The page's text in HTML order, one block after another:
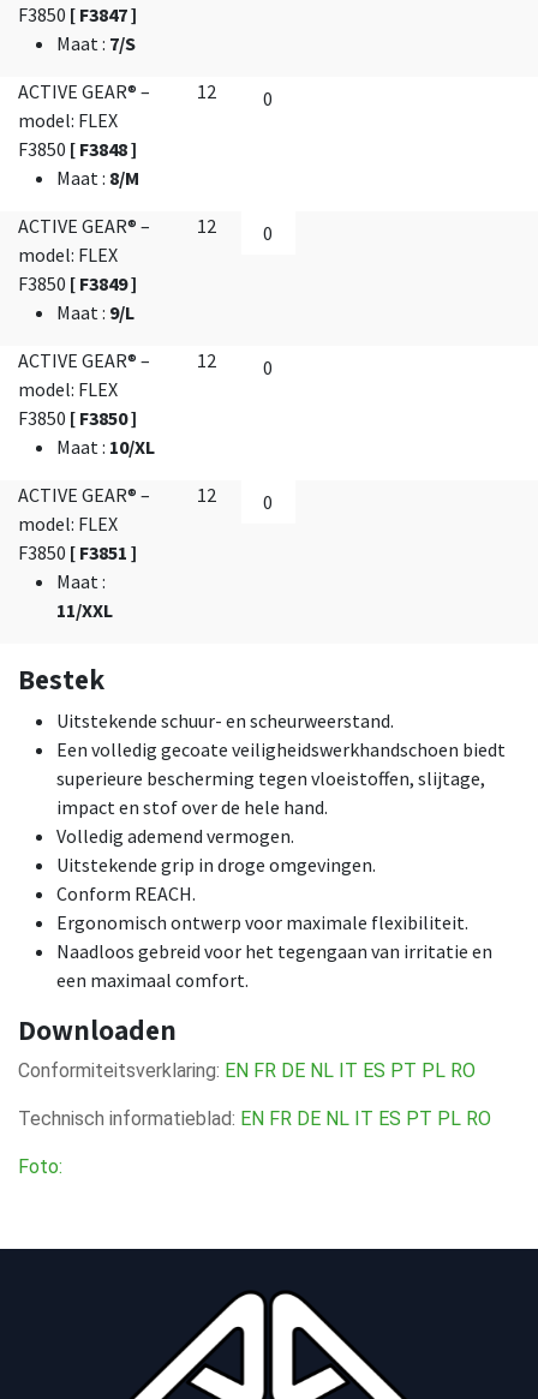
F3850 [ F3847 ]
Maat: 7/S
ACTIVE GEAR® –
model: FLEX
F3850 [ F3848 ]
Maat: 8/M
12
ACTIVE GEAR® –
model: FLEX
F3850 [ F3849 ]
Maat: 9/L
12
ACTIVE GEAR® –
model: FLEX
F3850 [ F3850 ]
Maat: 10/XL
12
ACTIVE GEAR® –
model: FLEX
F3850 [ F3851 ]
Maat:
11/XXL
12
Bestek
Uitstekende schuur- en scheurweerstand.
Een volledig gecoate veiligheidswerkhandschoen biedt
superieure bescherming tegen vloeistoffen, slijtage,
impact en stof over de hele hand.
Volledig ademend vermogen.
Uitstekende grip in droge omgevingen.
Conform REACH.
Ergonomisch ontwerp voor maximale flexibiliteit.
Naadloos gebreid voor het tegengaan van irritatie en
een maximaal comfort.
Downloaden
Conformiteitsverklaring: EN FR DE NL IT ES PT PL RO
Technisch informatieblad: EN FR DE NL IT ES PT PL RO
Foto: